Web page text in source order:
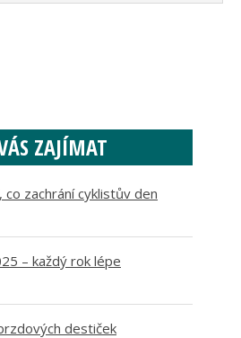
ZAJÍMAT
co zachrání cyklistův den
– každý rok lépe
destiček